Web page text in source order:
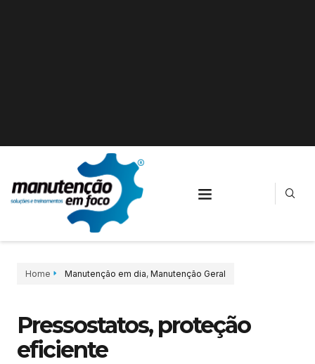
Home Manutenção em dia, Manutenção Geral
Pressostatos, proteção
eficiente